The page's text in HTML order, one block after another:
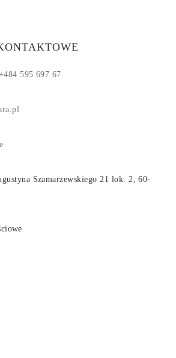
595 697 67
Szamarzewskiego 21 lok. 2, 60-